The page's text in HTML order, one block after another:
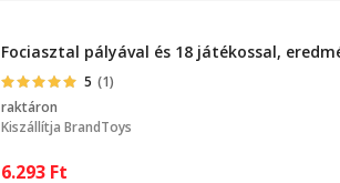
Fociasztal pályával és 18 játékossal,
5 (1)
raktáron
Kiszállítja BrandToys
6.293 Ft